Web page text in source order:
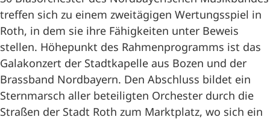
treffen sich zu einem zweitägigen Wertungsspiel in
Roth, in dem sie ihre Fähigkeiten unter Beweis
stellen. Höhepunkt des Rahmenprogramms ist das
Galakonzert der Stadtkapelle aus Bozen und der
Brassband Nordbayern. Den Abschluss bildet ein
Sternmarsch aller beteiligten Orchester durch die
Straßen der Stadt Roth zum Marktplatz, wo sich ein